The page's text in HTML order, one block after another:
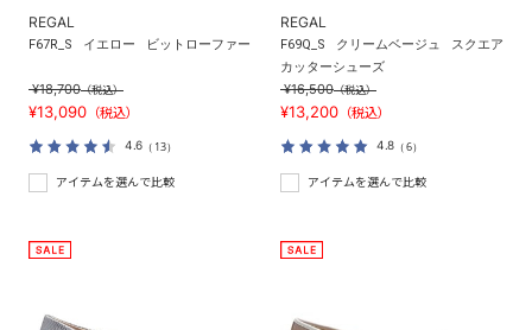
REGAL
F67R_S イエロー ビットローファー
¥18,700（税込）
¥13,090 （税込）
4.6 （13）
アイテムを選んで比較
REGAL
F69Q_S クリームベージュ
スクエア
カッターシューズ
¥16,500（税込）
¥13,200 （税込）
4.8 （6）
アイテムを選んで比較